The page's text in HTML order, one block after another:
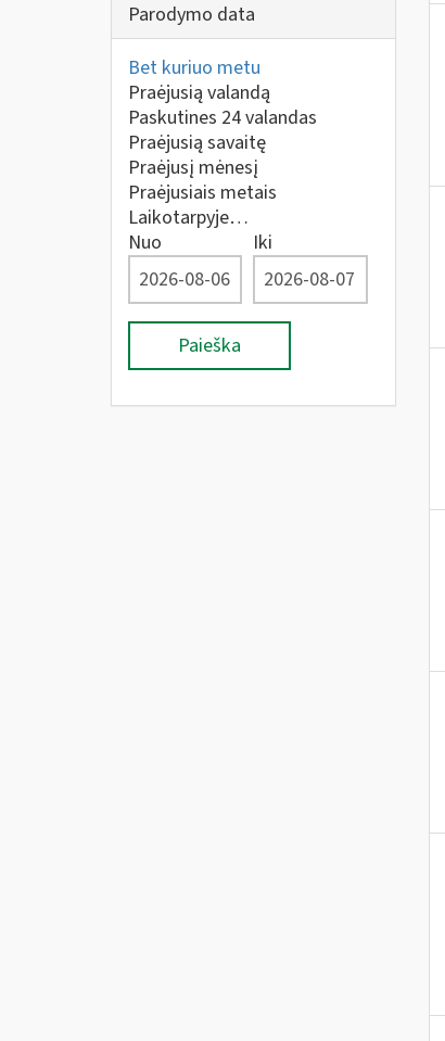
Parodymo data
Bet kuriuo metu
Praėjusią valandą
Paskutines 24 valandas
Praėjusią savaitę
Praėjusį mėnesį
Praėjusiais metais
Laikotarpyje…
Nuo
Iki
Paieška